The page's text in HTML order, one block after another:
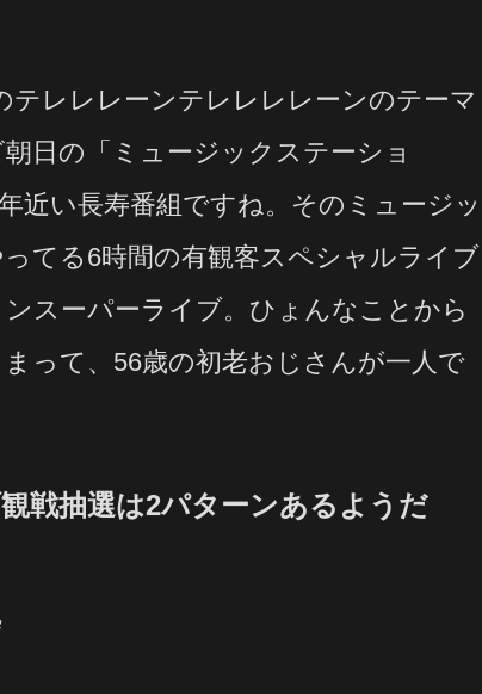
テレレレーンテレレレレーンのテーマ
日の「ミュージックステーショ
近い長寿番組ですね。そのミュージッ
てる6時間の有観客スペシャルライブ
スーパーライブ。ひょんなことから
って、56歳の初老おじさんが一人で
戦抽選は2パターンあるようだ